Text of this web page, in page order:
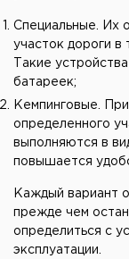
Специальные. Их
участок дороги в
Такие
батареек;
Кемпинговые.
определенного
выполняются в
повышается
Каждый вариант
прежде чем
определиться с
эксплуатации.